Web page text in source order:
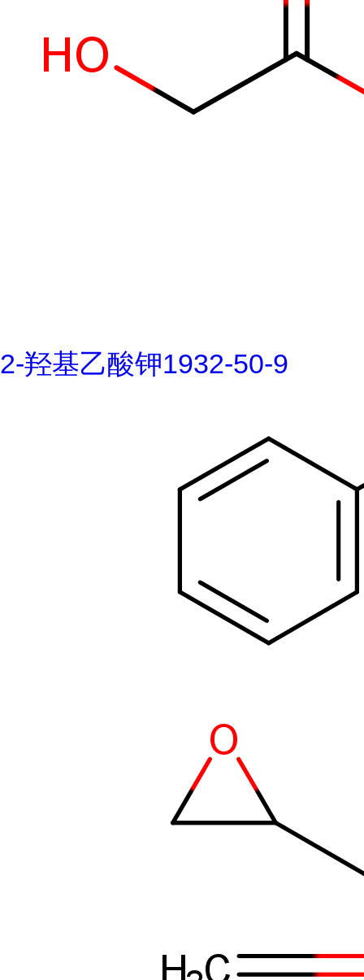
2-羟基乙酸钾1932-50-9